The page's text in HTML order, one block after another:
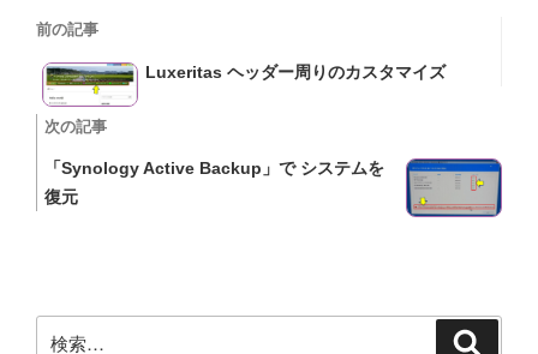
投
稿
ナ
ゲ
ョ
過
去
の
投
前の記事
Luxeritas ヘッダー周りのカスタマイズ
次
の
投
次の記事
「Synology Active Backup」で システムを
復元